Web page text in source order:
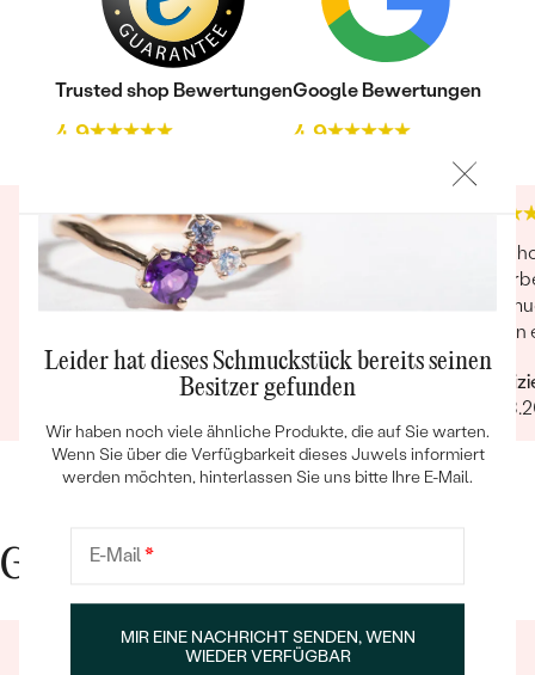
Bestseller
Trusted shop Bewertungen
4.9
Google Bewertungen
4.9
Ich war sehr glücklich und zufrieden mit der
Bestellung. Die Lieferung kam schnell, die Ware
schön mit Liebe verpackt, und Qualität der
würde auch mehr Sterne geben!)
Ganze Bewertung anzeigen
Sehr
Gute Gründe für Eppi
Leider hat dieses Schmuckstück bereits seinen
Besitzer gefunden
Wir haben noch viele ähnliche Produkte, die auf Sie warten.
Wenn Sie über die Verfügbarkeit dieses Juwels informiert
werden möchten, hinterlassen Sie uns bitte Ihre E-Mail.
E-Mail*
MIR EINE NACHRICHT SENDEN, WENN
WIEDER VERFÜGBAR